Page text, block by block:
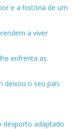
e a história de um
a viver
enfrenta as
deixou o seu país
desporto adaptado